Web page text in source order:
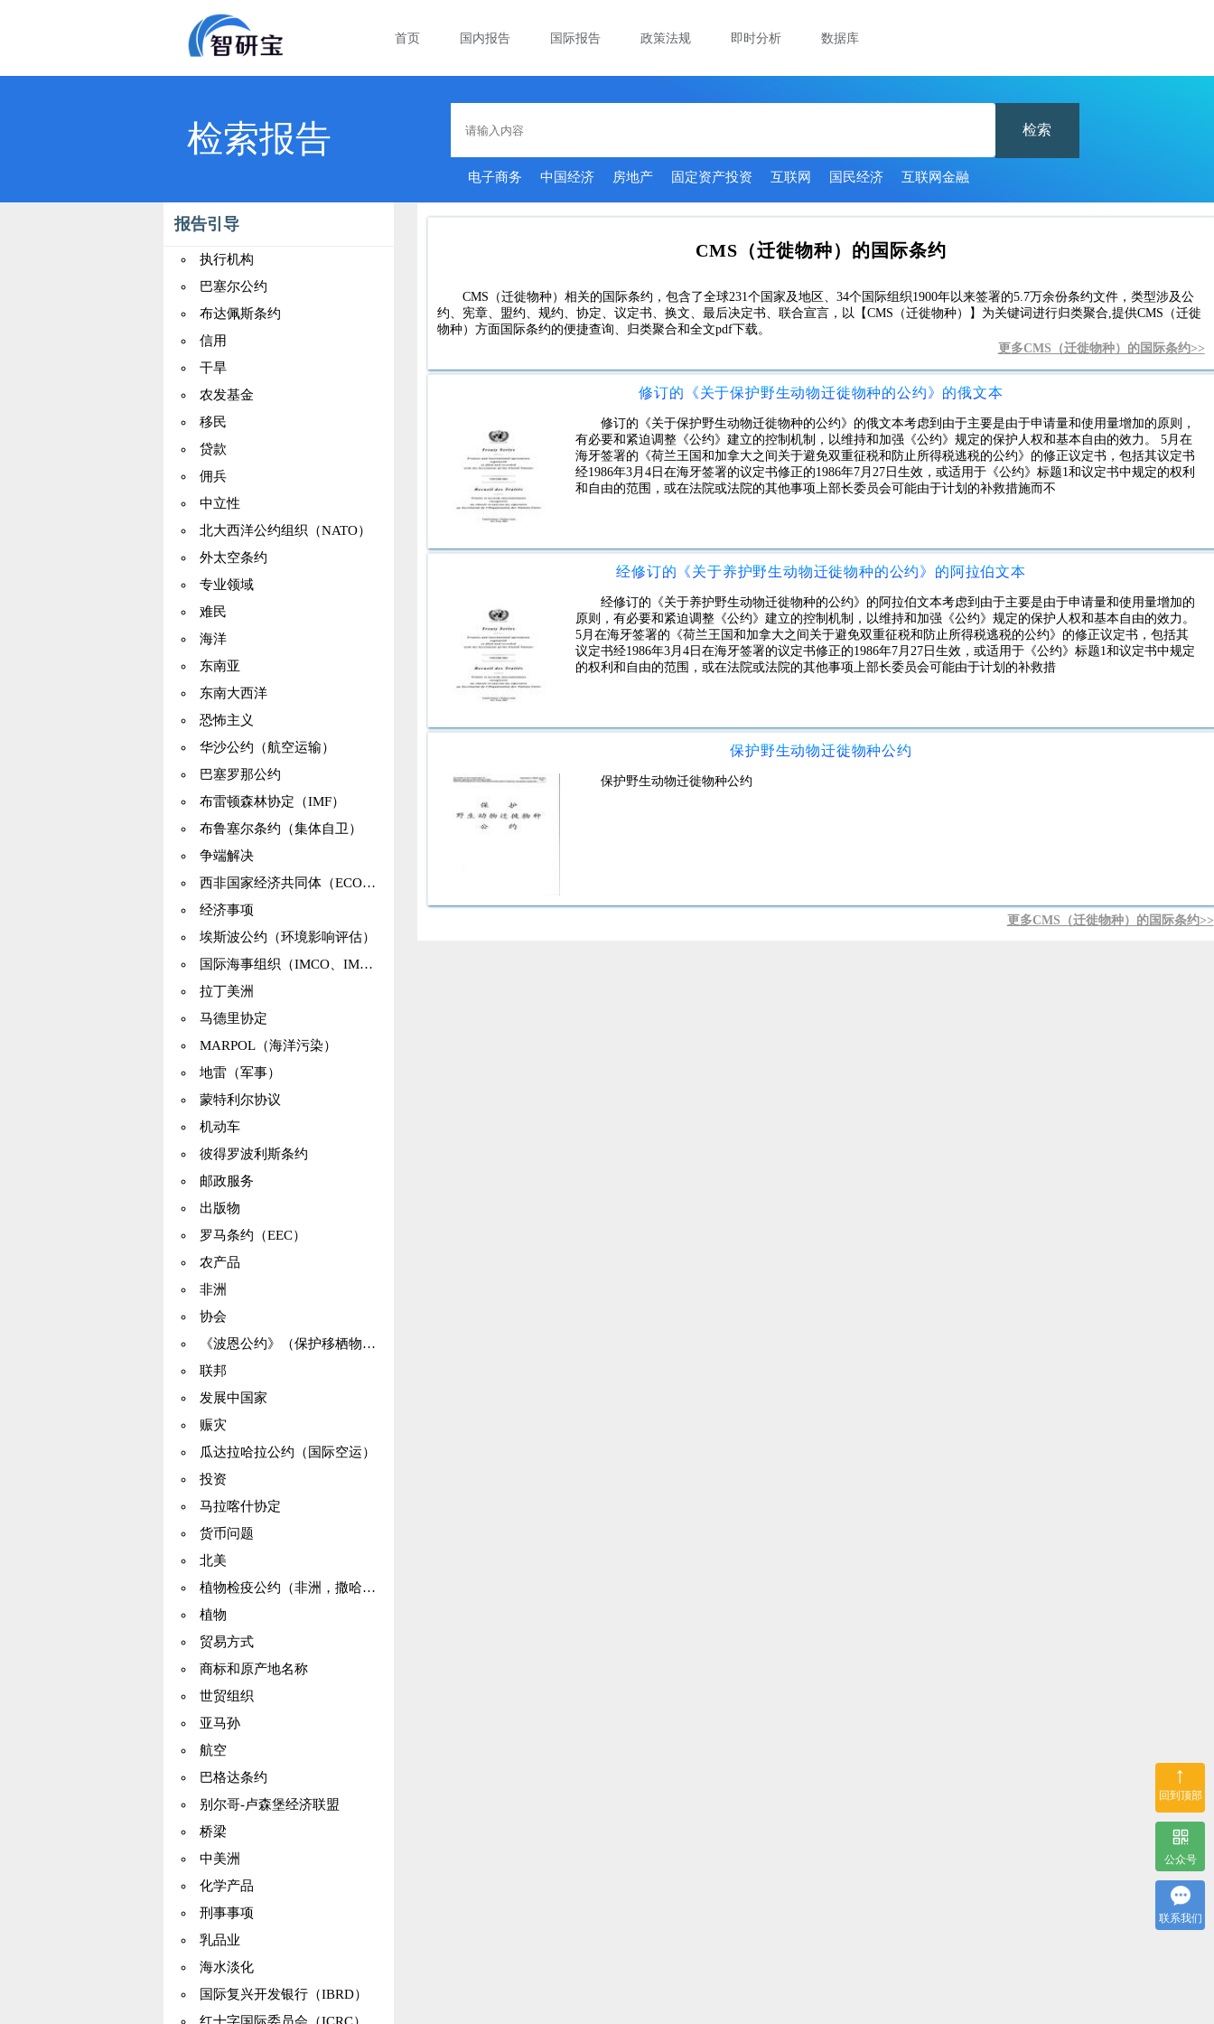
首页 国内报告 国际报告 政策法规 即时分析 数据库
检索报告 检索
电子商务 中国经济 房地产 固定资产投资 互联网 国民经济 互联网金融
报告引导
执行机构
巴塞尔公约
布达佩斯条约
信用
干旱
农发基金
移民
贷款
佣兵
中立性
北大西洋公约组织（NATO）
外太空条约
专业领域
难民
海洋
东南亚
东南大西洋
恐怖主义
华沙公约（航空运输）
巴塞罗那公约
布雷顿森林协定（IMF）
布鲁塞尔条约（集体自卫）
争端解决
西非国家经济共同体（ECOWAS）
经济事项
埃斯波公约（环境影响评估）
国际海事组织（IMCO、IMO）
拉丁美洲
马德里协定
MARPOL（海洋污染）
地雷（军事）
蒙特利尔协议
机动车
彼得罗波利斯条约
邮政服务
出版物
罗马条约（EEC）
农产品
非洲
协会
《波恩公约》（保护移栖物种）
联邦
发展中国家
赈灾
瓜达拉哈拉公约（国际空运）
投资
马拉喀什协定
货币问题
北美
植物检疫公约（非洲，撒哈拉）
植物
贸易方式
商标和原产地名称
世贸组织
亚马孙
航空
巴格达条约
别尔哥-卢森堡经济联盟
桥梁
中美洲
化学产品
刑事事项
乳品业
海水淡化
国际复兴开发银行（IBRD）
CMS（迁徙物种）的国际条约
CMS（迁徙物种）相关的国际条约，包含了全球231个国家及地区、34个国际组织1900年以来签署的5.7万余份条约文件，类型涉及公
约、宪章、盟约、规约、协定、议定书、换文、最后决定书、联合宣言，以【CMS（迁徙物种）】为关键词进行归类聚合,提供CMS（迁徙
物种）方面国际条约的便捷查询、归类聚合和全文pdf下载。
更多CMS（迁徙物种）的国际条约>>
修订的《关于保护野生动物迁徙物种的公约》的俄文本
修订的《关于保护野生动物迁徙物种的公约》的俄文本考虑到由于主要是由于申请量和使用量增加的原则，
有必要和紧迫调整《公约》建立的控制机制，以维持和加强《公约》规定的保护人权和基本自由的效力。 5月在
海牙签署的《荷兰王国和加拿大之间关于避免双重征税和防止所得税逃税的公约》的修正议定书，包括其议定书
经1986年3月4日在海牙签署的议定书修正的1986年7月27日生效，或适用于《公约》标题1和议定书中规定的权利
和自由的范围，或在法院或法院的其他事项上部长委员会可能由于计划的补救措施而不
经修订的《关于养护野生动物迁徙物种的公约》的阿拉伯文本
经修订的《关于养护野生动物迁徙物种的公约》的阿拉伯文本考虑到由于主要是由于申请量和使用量增加的
原则，有必要和紧迫调整《公约》建立的控制机制，以维持和加强《公约》规定的保护人权和基本自由的效力。
5月在海牙签署的《荷兰王国和加拿大之间关于避免双重征税和防止所得税逃税的公约》的修正议定书，包括其
议定书经1986年3月4日在海牙签署的议定书修正的1986年7月27日生效，或适用于《公约》标题1和议定书中规定
的权利和自由的范围，或在法院或法院的其他事项上部长委员会可能由于计划的补救措
保护野生动物迁徙物种公约
保护野生动物迁徙物种公约
更多CMS（迁徙物种）的国际条约>>
↑
回到顶部
公众号
联系我们